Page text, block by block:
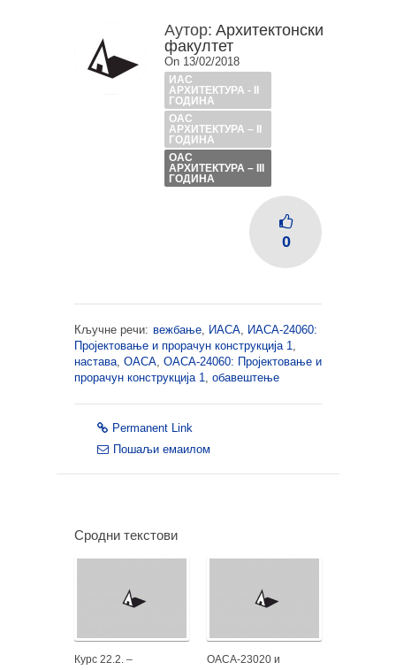
Аутор: Архитектонски
факултет
On 13/02/2018
ИАС
АРХИТЕКТУРА - II
ГОДИНА
ОАС
АРХИТЕКТУРА – II
ГОДИНА
ОАС
АРХИТЕКТУРА – III
ГОДИНА
0
Кључне речи: вежбање, ИАСА, ИАСА-24060:
Пројектовање и прорачун конструкција 1,
настава, ОАСА, ОАСА-24060: Пројектовање и
прорачун конструкција 1, обавештење
Permanent Link
Пошаљи емаилом
Сродни текстови
Курс 22.2. –
ОАСА-23020 и